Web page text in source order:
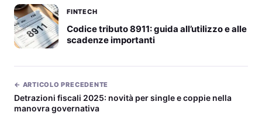
FINTECH
Codice tributo 8911: guida all’utilizzo e alle
scadenze importanti
← ARTICOLO PRECEDENTE
Detrazioni fiscali 2025: novità per single e coppie nella
manovra governativa